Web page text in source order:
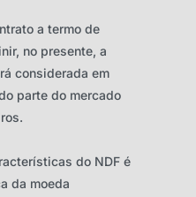
a termo de
no presente, a
considerada em
parte do mercado
do NDF é
da moeda